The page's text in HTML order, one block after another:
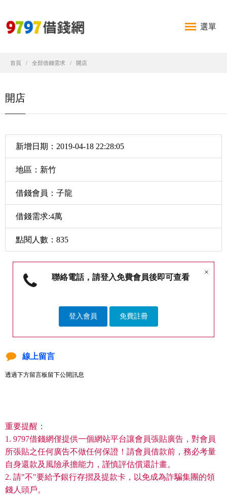
選單
首頁 全部借錢需求 開店
開店
新增日期：2019-04-18 22:28:05
地區：新竹
借錢會員：子龍
借錢需求:4萬
點閱人數：835
×
聯絡電話，請登入免費會員後即可查看
登入會員 免費註冊
線上留言
透過下方留言板留下公開訊息
重要提醒：
1. 9797借錢網僅提供一個網站平台讓會員張貼廣告，對會員
所張貼之任何廣告不做任何保證！請會員借款前，務必考量
自身還款及風險承擔能力，謹慎評估償還計畫。
2. 請"不"要給予銀行存摺及提款卡，以免成為詐騙集團的領
錢人頭戶。